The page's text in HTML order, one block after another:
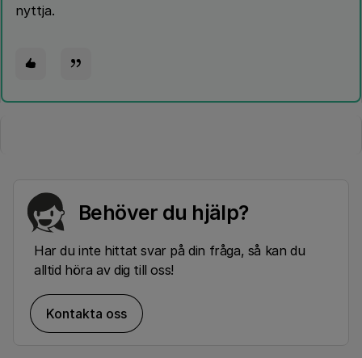
nyttja.
Behöver du hjälp?
Har du inte hittat svar på din fråga, så kan du
alltid höra av dig till oss!
Kontakta oss